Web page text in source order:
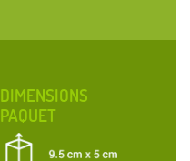
DIMENSIONS
PAQUET